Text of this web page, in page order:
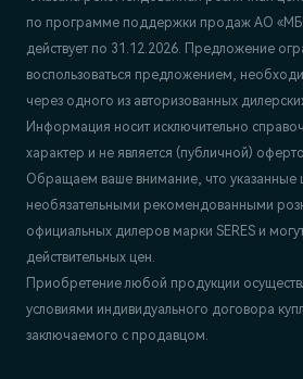
по программе поддержки продаж АО
действует по 31.12.2026. Предложение
воспользоваться предложением,
через одного из авторизованных
Информация носит исключительно
характер и не является (публичной)
Обращаем ваше внимание, что указанные
необязательными рекомендованными
официальных дилеров марки SERES и
действительных цен.
Приобретение любой продукции
условиями индивидуального договора
заключаемого с продавцом.